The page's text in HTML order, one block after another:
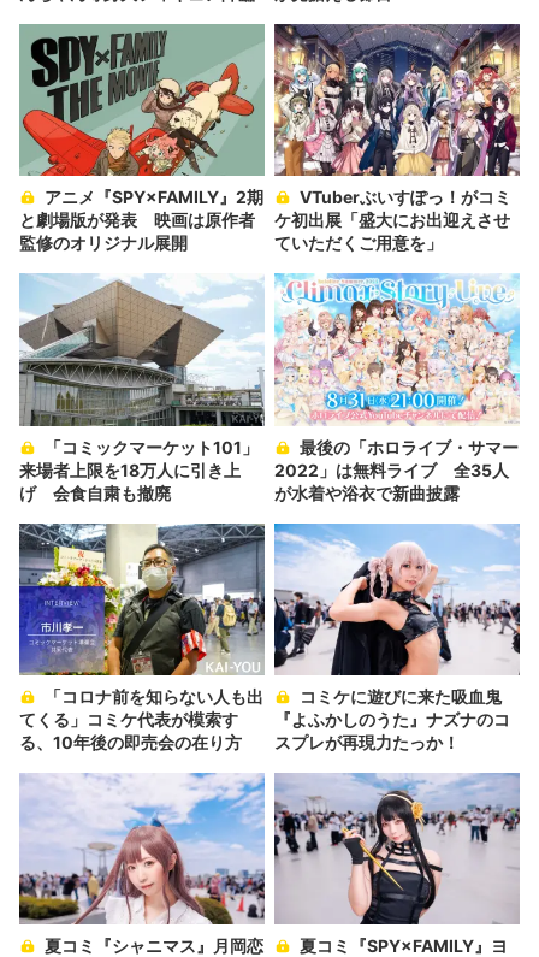
と劇場版が発表 映画は原作者
監修のオリジナル展開
ケ初出展「盛大にお出迎えさせ
ていただくご用意を」
来場者上限を18万人に引き上
げ 会食自粛も撤廃
2022」は無料ライブ 全35人
が水着や浴衣で新曲披露
てくる」コミケ代表が模索す
る、10年後の即売会の在り方
『よふかしのうた』ナズナのコ
スプレが再現力たっか！